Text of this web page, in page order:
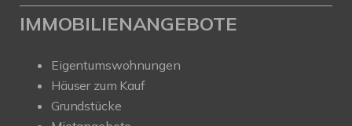
IMMOBILIENANGEBOTE
Eigentumswohnungen
Häuser zum Kauf
Grundstücke